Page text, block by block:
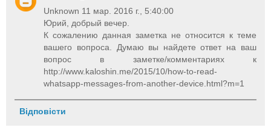
Unknown 11 мар. 2016 г., 5:40:00
Юрий, добрый вечер.
К сожалению данная заметка не относится к теме
вашего вопроса. Думаю вы найдете ответ на ваш
вопрос в заметке/комментариях к
http://www.kaloshin.me/2015/10/how-to-read-
whatsapp-messages-from-another-device.html?m=1
Відповісти